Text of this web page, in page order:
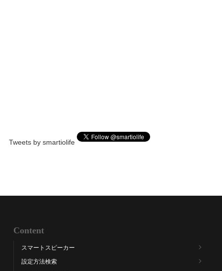
Tweets by smartiolife
Content
スマートスピーカー
設定方法検索